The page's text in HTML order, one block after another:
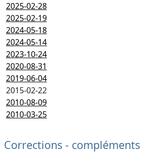
2025-02-28
2025-02-19
2024-05-18
2024-05-14
2023-10-24
2020-08-31
2019-06-04
2015-02-22
2010-08-09
2010-03-25
Corrections - compléments